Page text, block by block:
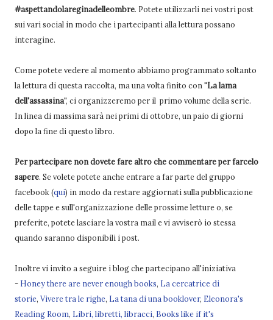
#aspettandolareginadelleombre. Potete utilizzarli nei vostri post
sui vari social in modo che i partecipanti alla lettura possano
interagine.
Come potete vedere al momento abbiamo programmato soltanto
la lettura di questa raccolta, ma una volta finito con "La lama
dell'assassina", ci organizzeremo per il primo volume della serie.
In linea di massima sarà nei primi di ottobre, un paio di giorni
dopo la fine di questo libro.
Per partecipare non dovete fare altro che commentare per farcelo
sapere. Se volete potete anche entrare a far parte del gruppo
facebook (qui) in modo da restare aggiornati sulla pubblicazione
delle tappe e sull'organizzazione delle prossime letture o, se
preferite, potete lasciare la vostra mail e vi avviserò io stessa
quando saranno disponibili i post.
Inoltre vi invito a seguire i blog che partecipano all'iniziativa
- Honey there are never enough books, La cercatrice di
storie, Vivere tra le righe, La tana di una booklover, Eleonora's
Reading Room, Libri, libretti, libracci, Books like if it's